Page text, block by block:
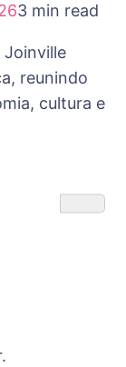
3 min read
Joinville
reunindo
cultura e